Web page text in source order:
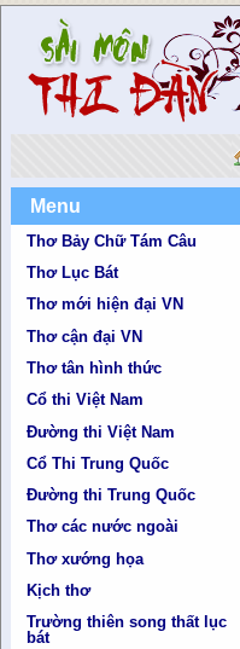
Menu
Thơ Bảy Chữ Tám Câu
Thơ Lục Bát
Thơ mới hiện đại VN
Thơ cận đại VN
Thơ tân hình thức
Cổ thi Việt Nam
Đường thi Việt Nam
Cổ Thi Trung Quốc
Đường thi Trung Quốc
Thơ các nước ngoài
Thơ xướng họa
Kịch thơ
Trường thiên song thất lục
bát